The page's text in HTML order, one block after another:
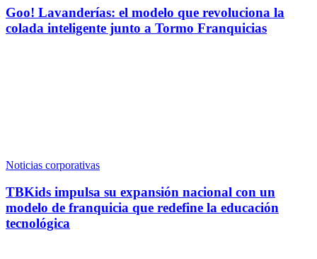
Goo! Lavanderías: el modelo que revoluciona la
colada inteligente junto a Tormo Franquicias
Noticias corporativas
TBKids impulsa su expansión nacional con un
modelo de franquicia que redefine la educación
tecnológica